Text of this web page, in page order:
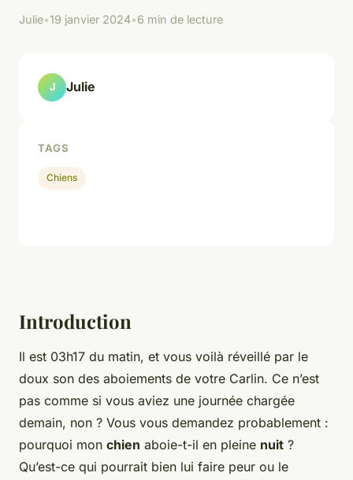
Julie•19 janvier 2024•6 min de lecture
Introduction
Il est 03h17 du matin, et vous voilà réveillé par le
doux son des aboiements de votre Carlin. Ce n’est
pas comme si vous aviez une journée chargée
demain, non ? Vous vous demandez probablement :
pourquoi mon chien aboie-t-il en pleine nuit ?
Qu’est-ce qui pourrait bien lui faire peur ou le
J Julie
TAGS
Chiens